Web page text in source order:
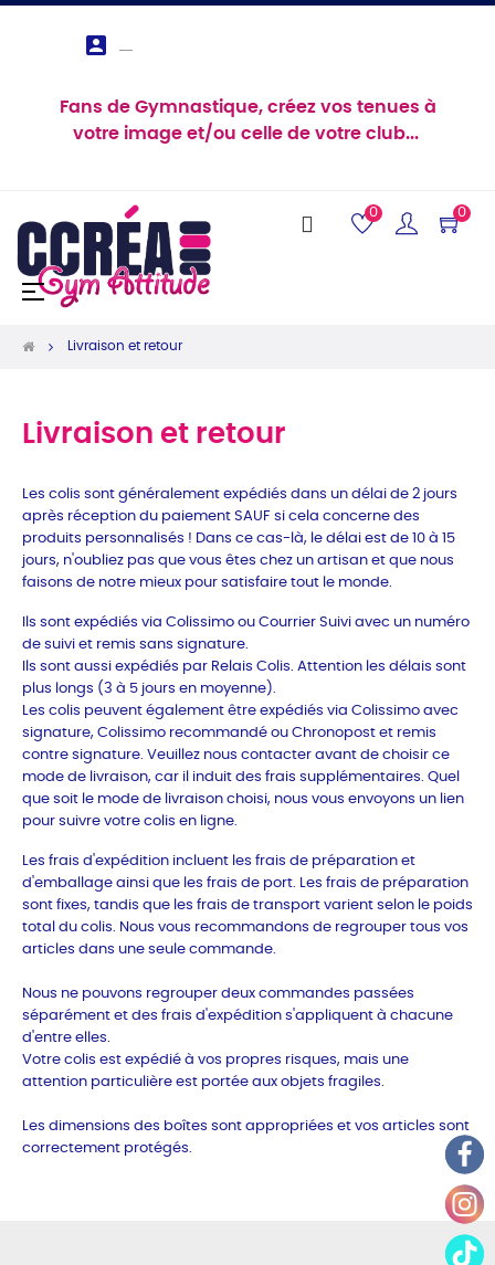

Fans de Gymnastique, créez vos tenues à
votre image et/ou celle de votre club...
0 0
Basculer
navigation
☰
Livraison et retour
Livraison et retour
Les colis sont généralement expédiés dans un délai de 2 jours
après réception du paiement SAUF si cela concerne des
produits personnalisés ! Dans ce cas-là, le délai est de 10 à 15
jours, n'oubliez pas que vous êtes chez un artisan et que nous
faisons de notre mieux pour satisfaire tout le monde.
Ils sont expédiés via Colissimo ou Courrier Suivi avec un numéro
de suivi et remis sans signature.
Ils sont aussi expédiés par Relais Colis. Attention les délais sont
plus longs (3 à 5 jours en moyenne).
Les colis peuvent également être expédiés via Colissimo avec
signature, Colissimo recommandé ou Chronopost et remis
contre signature. Veuillez nous contacter avant de choisir ce
mode de livraison, car il induit des frais supplémentaires. Quel
que soit le mode de livraison choisi, nous vous envoyons un lien
pour suivre votre colis en ligne.
Les frais d'expédition incluent les frais de préparation et
d'emballage ainsi que les frais de port. Les frais de préparation
sont fixes, tandis que les frais de transport varient selon le poids
total du colis. Nous vous recommandons de regrouper tous vos
articles dans une seule commande.
Nous ne pouvons regrouper deux commandes passées
séparément et des frais d'expédition s'appliquent à chacune
d'entre elles.
Votre colis est expédié à vos propres risques, mais une
attention particulière est portée aux objets fragiles.
Les dimensions des boîtes sont appropriées et vos articles sont
correctement protégés.